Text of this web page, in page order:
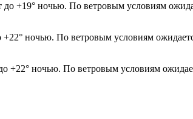
+19° ночью. По ветровым условиям
ночью. По ветровым условиям
+22° ночью. По ветровым условиям